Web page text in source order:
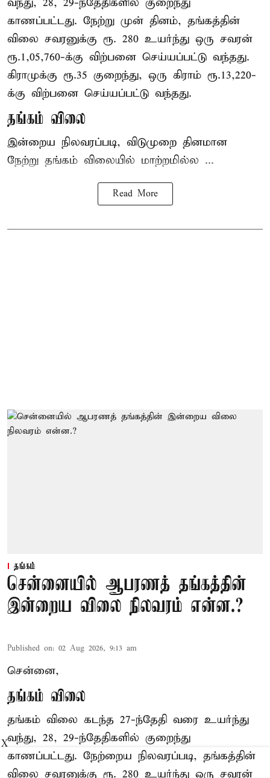
வந்து, 28, 29-ந்தேதிகளில் குறைந்து
காணப்பட்டது. நேற்று முன் தினம், தங்கத்தின்
விலை சவரனுக்கு ரூ. 280 உயர்ந்து ஒரு சவரன்
ரூ.1,05,760-க்கு விற்பனை செய்யப்பட்டு வந்தது.
கிராமுக்கு ரூ.35 குறைந்து, ஒரு கிராம் ரூ.13,220-
க்கு விற்பனை செய்யப்பட்டு வந்தது.
தங்கம் விலை
இன்றைய நிலவரப்படி, விடுமுறை தினமான
நேற்று தங்கம் விலையில் மாற்றமில்ல ...
Read More
தங்கம்
சென்னையில் ஆபரணத் தங்கத்தின்
இன்றைய விலை நிலவரம் என்ன.?
Published on: 02 Aug 2026, 9:13 am
சென்னை,
தங்கம் விலை
தங்கம் விலை கடந்த 27-ந்தேதி வரை உயர்ந்து
வந்து, 28, 29-ந்தேதிகளில் குறைந்து
காணப்பட்டது. நேற்றைய நிலவரப்படி, தங்கத்தின்
விலை சவரனுக்கு ரூ. 280 உயர்ந்து ஒரு சவரன்
X